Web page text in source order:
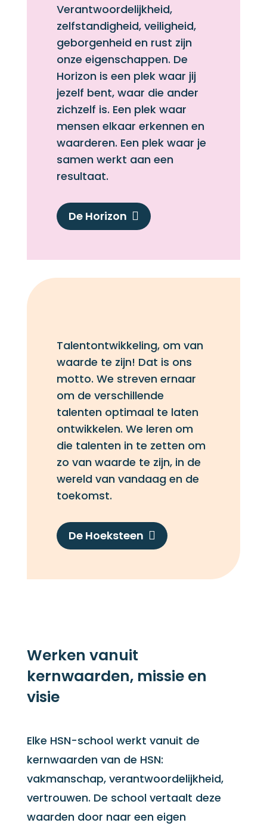
Verantwoordelijkheid,
zelfstandigheid, veiligheid,
geborgenheid en rust zijn
onze eigenschappen. De
Horizon is een plek waar jij
jezelf bent, waar die ander
zichzelf is. Een plek waar
mensen elkaar erkennen en
waarderen. Een plek waar je
samen werkt aan een
resultaat.
De Horizon 
Talentontwikkeling, om van
waarde te zijn! Dat is ons
motto. We streven ernaar
om de verschillende
talenten optimaal te laten
ontwikkelen. We leren om
die talenten in te zetten om
zo van waarde te zijn, in de
wereld van vandaag en de
toekomst.
De Hoeksteen 
Werken vanuit
kernwaarden, missie en
visie
Elke HSN-school werkt vanuit de
kernwaarden van de HSN:
vakmanschap, verantwoordelijkheid,
vertrouwen. De school vertaalt deze
waarden door naar een eigen